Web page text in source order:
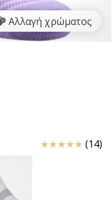
Αλλαγή χρώματος
Κριτικές (14)